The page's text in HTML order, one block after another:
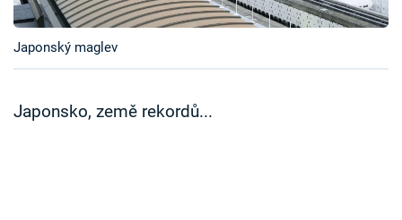
Časopis
Sledujte prima+
Přihlášení
Japonský maglev
Japonsko, země rekordů...